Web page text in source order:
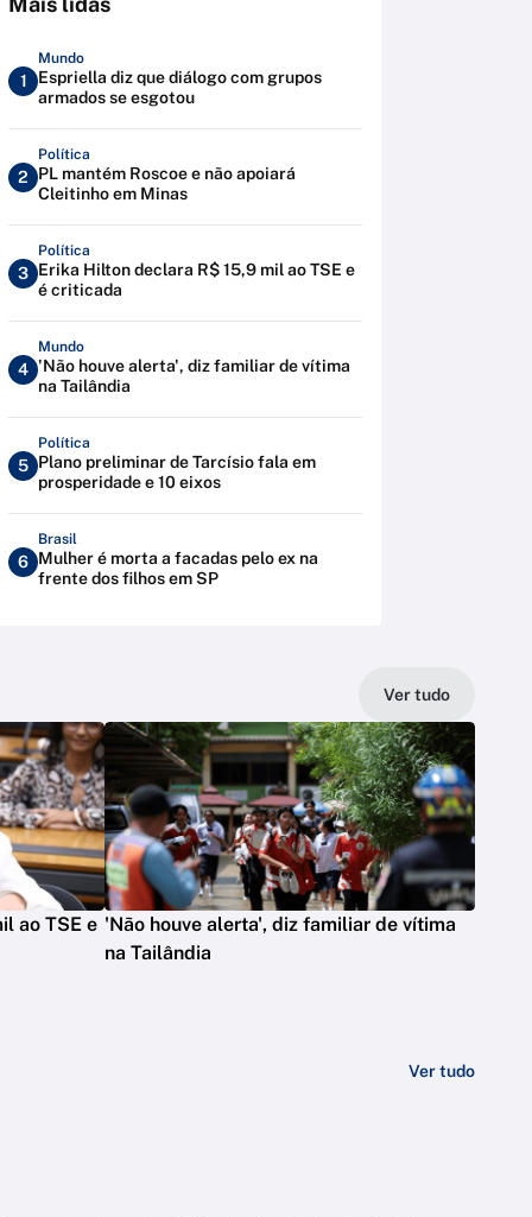
1
Mundo
Espriella diz que diálogo com grupos
armados se esgotou
2
Política
PL mantém Roscoe e não apoiará
Cleitinho em Minas
3
Política
Erika Hilton declara R$ 15,9 mil ao TSE e
é criticada
4
Mundo
'Não houve alerta', diz familiar de vítima
na Tailândia
5
Política
Plano preliminar de Tarcísio fala em
prosperidade e 10 eixos
6
Brasil
Mulher é morta a facadas pelo ex na
frente dos filhos em SP
Ver tudo
ao TSE e 'Não houve alerta', diz familiar de vítima
na Tailândia
Ver tudo